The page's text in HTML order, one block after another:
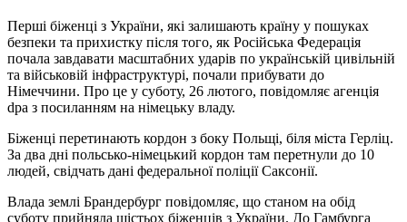
Перші біженці з України, які залишають країну у пошуках
безпеки та прихистку після того, як Російська Федерація
почала завдавати масштабних ударів по українській цивільній
та військовій інфраструктурі, почали прибувати до
Німеччини. Про це у суботу, 26 лютого, повідомляє агенція
dpa з посиланням на німецьку владу.
Біженці перетинають кордон з боку Польщі, біля міста Герліц.
За два дні польсько-німецький кордон там перетнули до 10
людей, свідчать дані федеральної поліції Саксонії.
Влада землі Брандербург повідомляє, що станом на обід
суботу прийняла шістьох біженців з України. До Гамбурга